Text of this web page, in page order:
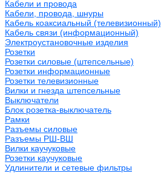
Кабели и провода
Кабели, провода, шнуры
Кабель коаксиальный (телевизионный)
Кабель связи (информационный)
Электроустановочные изделия
Розетки
Розетки силовые (штепсельные)
Розетки информационные
Розетки телевизионные
Вилки и гнезда штепсельные
Выключатели
Блок розетка-выключатель
Рамки
Разъемы силовые
Разъемы РШ-ВШ
Вилки каучуковые
Розетки каучуковые
Удлинители и сетевые фильтры